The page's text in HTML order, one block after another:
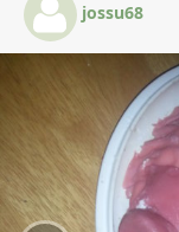
jossu68